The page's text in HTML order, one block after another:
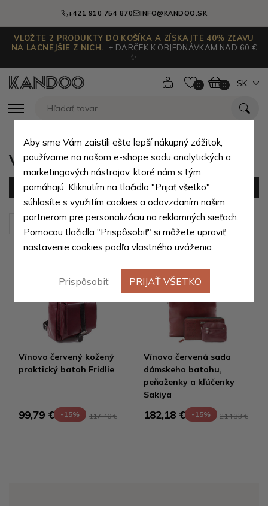
+421 910 754 870 INFO@KANDOO.SK
VLOŽTE 2 PRODUKTY DO KOŠÍKA A ZÍSKAJTE 40% ZĽAVU
NA LACNEJŠIE Z NICH.
+ DARČEK K OBJEDNÁVKAM NAD 60 €
✨
0 0 SK
Vínové dámske batohy
Filter (2 produktov)
Zoradiť podľa: Predvolené
Vínovo červený kožený
praktický batoh Fridlie
99,79 € -15% 117,40 €
Vínovo červená sada
dámskeho batohu,
peňaženky a kľúčenky
Sakiya
182,18 € -15% 214,33 €
Aby sme Vám zaistili ešte lepší nákupný zážitok,
používame na našom e-shope sadu analytických a
marketingových nástrojov, ktoré nám s tým
pomáhajú. Kliknutím na tlačidlo "Prijať všetko"
súhlasíte s využitím cookies a odovzdaním našim
partnerom pre personalizáciu na reklamných sieťach.
Pomocou tlačidla "Prispôsobiť" si môžete upraviť
nastavenie cookies podľa vlastného uváženia.
Prispôsobiť PRIJAŤ VŠETKO